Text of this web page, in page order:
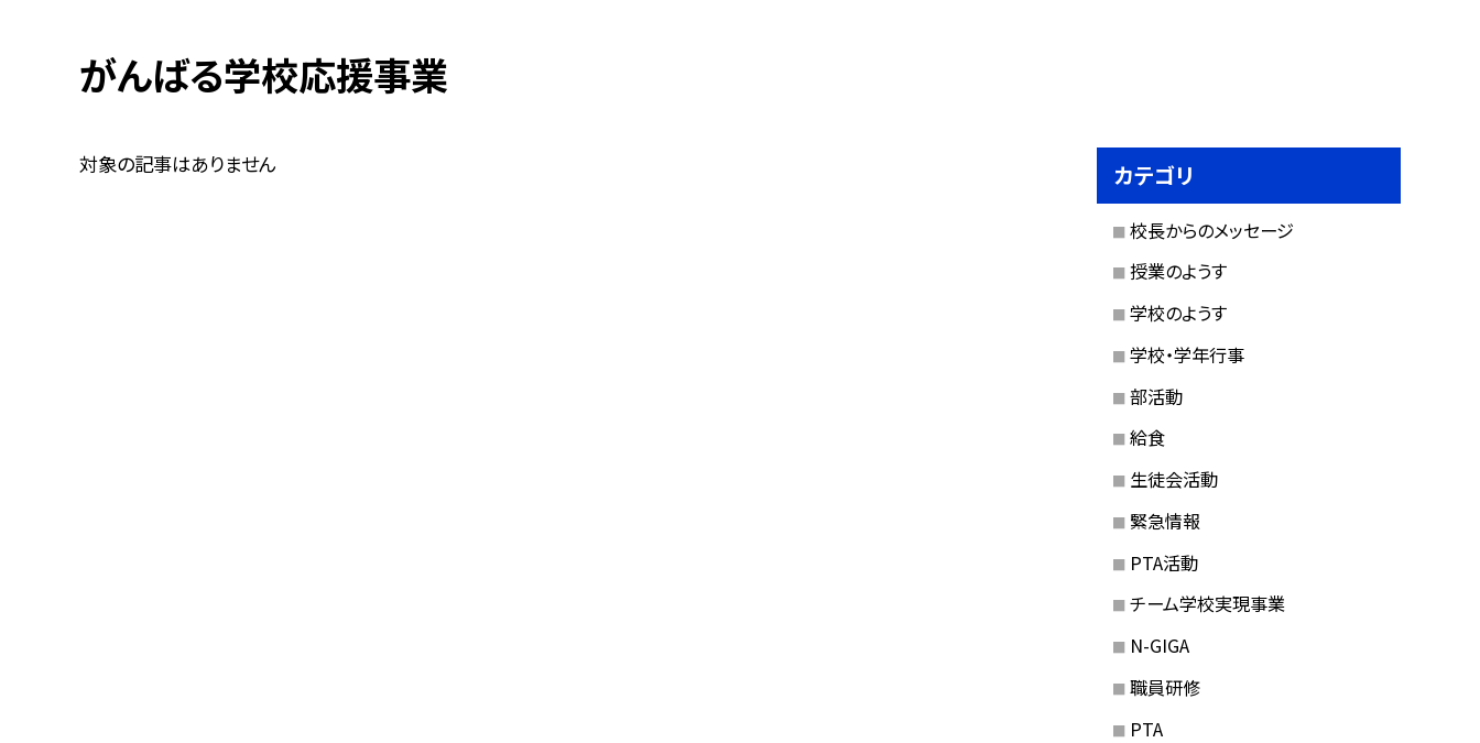
がんばる学校応援事業
対象の記事はありません カテゴリ
校長からのメッセージ
授業のようす
学校のようす
学校・学年行事
部活動
給食
生徒会活動
緊急情報
PTA活動
チーム学校実現事業
N-GIGA
職員研修
PTA